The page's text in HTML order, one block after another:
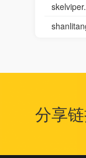
分享